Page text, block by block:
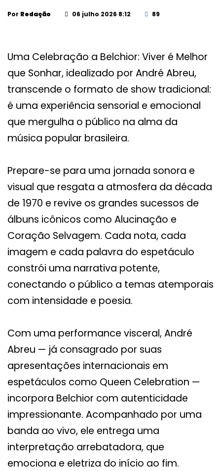
Por Redação 06 julho 2026 8:12 89
Uma Celebração a Belchior: Viver é Melhor
que Sonhar, idealizado por André Abreu,
transcende o formato de show tradicional:
é uma experiência sensorial e emocional
que mergulha o público na alma da
música popular brasileira.
Prepare-se para uma jornada sonora e
visual que resgata a atmosfera da década
de 1970 e revive os grandes sucessos de
álbuns icônicos como Alucinação e
Coração Selvagem. Cada nota, cada
imagem e cada palavra do espetáculo
constrói uma narrativa potente,
conectando o público a temas atemporais
com intensidade e poesia.
Com uma performance visceral, André
Abreu — já consagrado por suas
apresentações internacionais em
espetáculos como Queen Celebration —
incorpora Belchior com autenticidade
impressionante. Acompanhado por uma
banda ao vivo, ele entrega uma
interpretação arrebatadora, que
emociona e eletriza do início ao fim.